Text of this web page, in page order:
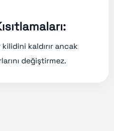
kaldırır ancak
değiştirmez.